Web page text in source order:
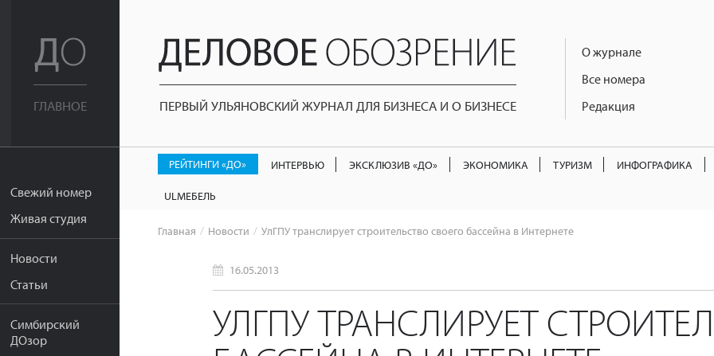
ГЛАВНОЕ
Свежий номер
Живая студия
Новости
Статьи
Симбирский
ДОзор
ПЕРВЫЙ УЛЬЯНОВСКИЙ ЖУРНАЛ ДЛЯ БИЗНЕСА И О БИЗНЕСЕ
О журнале
Все номера
Редакция
РЕЙТИНГИ «ДО» ИНТЕРВЬЮ ЭКСКЛЮЗИВ «ДО» ЭКОНОМИКА ТУРИЗМ ИНФОГРАФИКА
ULМЕБЕЛЬ
Главная Новости УлГПУ транслирует строительство своего бассейна в Интернете
16.05.2013
УЛГПУ ТРАНСЛИРУЕТ